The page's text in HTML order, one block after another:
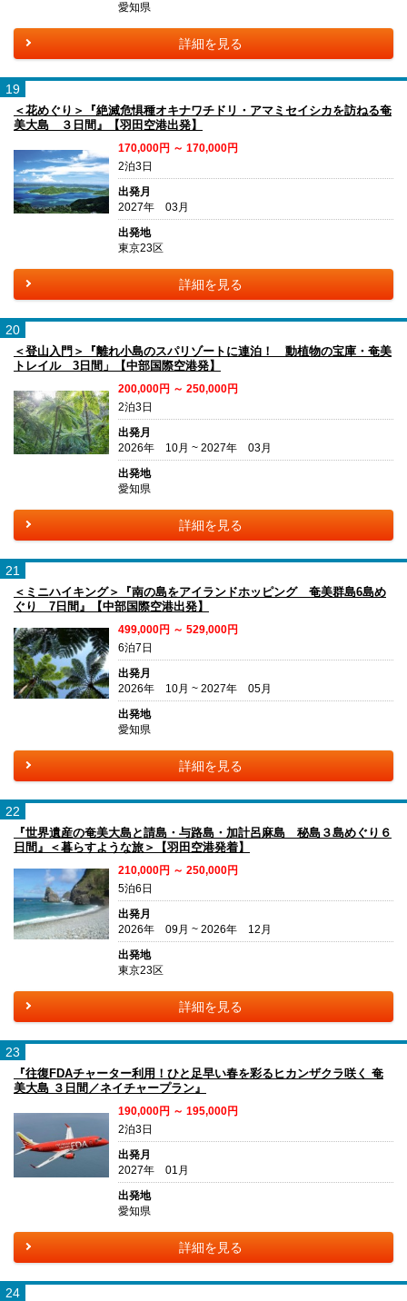
愛知県
詳細を見る
19
＜花めぐり＞『絶滅危惧種オキナワチドリ・アマミセイシカを訪ねる奄
美大島 ３日間』【羽田空港出発】
170,000円 ～ 170,000円
2泊3日
出発月
2027年 03月
出発地
東京23区
詳細を見る
20
＜登山入門＞『離れ小島のスパリゾートに連泊！ 動植物の宝庫・奄美
トレイル 3日間」【中部国際空港発】
200,000円 ～ 250,000円
2泊3日
出発月
2026年 10月 ~ 2027年 03月
出発地
愛知県
詳細を見る
21
＜ミニハイキング＞『南の島をアイランドホッピング 奄美群島6島め
ぐり 7日間』【中部国際空港出発】
499,000円 ～ 529,000円
6泊7日
出発月
2026年 10月 ~ 2027年 05月
出発地
愛知県
詳細を見る
22
『世界遺産の奄美大島と請島・与路島・加計呂麻島 秘島３島めぐり６
日間』＜暮らすような旅＞【羽田空港発着】
210,000円 ～ 250,000円
5泊6日
出発月
2026年 09月 ~ 2026年 12月
出発地
東京23区
詳細を見る
23
『往復FDAチャーター利用！ひと足早い春を彩るヒカンザクラ咲く 奄
美大島 ３日間／ネイチャープラン』
190,000円 ～ 195,000円
2泊3日
出発月
2027年 01月
出発地
愛知県
詳細を見る
24